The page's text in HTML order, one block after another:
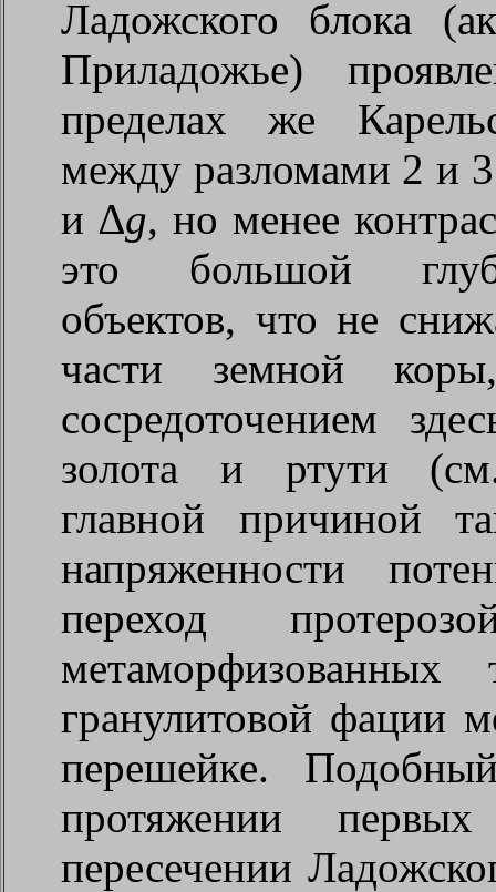
Ладожского блока
Приладожье)
пределах же
между разломами 2 и
и ∆g, но менее
это большой
объектов, что не
части земной
сосредоточением
золота и ртути
главной причиной
напряженности
переход
гранулитовой фации
перешейке.
протяжении
пересечении